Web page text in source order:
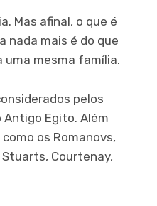
Mas afinal, o que é
nada mais é do que
uma mesma família.
pelos
Egito. Além
os Romanovs,
Courtenay,